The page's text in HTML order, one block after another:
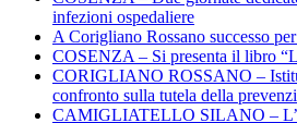
infezioni ospedaliere
A Corigliano Rossano successo
COSENZA – Si presenta il libro
CORIGLIANO ROSSANO –
confronto sulla tutela della
CAMIGLIATELLO SILANO –